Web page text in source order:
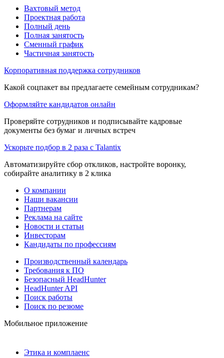
Вахтовый метод
Проектная работа
Полный день
Полная занятость
Сменный график
Частичная занятость
Корпоративная поддержка сотрудников
Какой соцпакет вы предлагаете семейным сотрудникам?
Оформляйте кандидатов онлайн
Проверяйте сотрудников и подписывайте кадровые
документы без бумаг и личных встреч
Ускорьте подбор в 2 раза с Talantix
Автоматизируйте сбор откликов, настройте воронку,
собирайте аналитику в 2 клика
О компании
Наши вакансии
Партнерам
Реклама на сайте
Новости и статьи
Инвесторам
Кандидаты по профессиям
Производственный календарь
Требования к ПО
Безопасный HeadHunter
HeadHunter API
Поиск работы
Поиск по резюме
Мобильное приложение
Этика и комплаенс